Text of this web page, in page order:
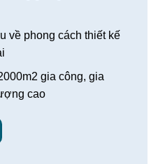
về phong cách thiết kế
gia công, gia
cao